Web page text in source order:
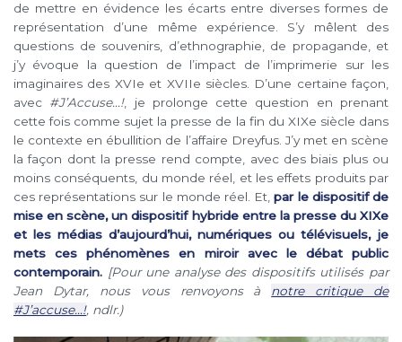
de mettre en évidence les écarts entre diverses formes de
représentation d’une même expérience. S’y mêlent des
questions de souvenirs, d’ethnographie, de propagande, et
j’y évoque la question de l’impact de l’imprimerie sur les
imaginaires des XVIe et XVIIe siècles. D’une certaine façon,
avec #J’Accuse…!, je prolonge cette question en prenant
cette fois comme sujet la presse de la fin du XIXe siècle dans
le contexte en ébullition de l’affaire Dreyfus. J’y met en scène
la façon dont la presse rend compte, avec des biais plus ou
moins conséquents, du monde réel, et les effets produits par
ces représentations sur le monde réel. Et,par le dispositif de
mise en scène, un dispositif hybride entre la presse du XIXe
et les médias d’aujourd’hui, numériques ou télévisuels, je
mets ces phénomènes en miroir avec le débat public
contemporain. [Pour une analyse des dispositifs utilisés par
Jean Dytar, nous vous renvoyons à notre critique de
#J’accuse…!, ndlr.)